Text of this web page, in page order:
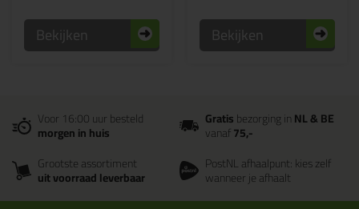
Bekijken Bekijken
Voor 16:00 uur besteld
morgen in huis
Gratisbezorging inNL & BE
vanaf75,-
Grootste assortiment
uit voorraad leverbaar
PostNL afhaalpunt: kies zelf
wanneer je afhaalt